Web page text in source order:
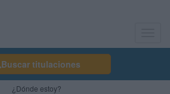
Buscar titulaciones
¿Dónde estoy?